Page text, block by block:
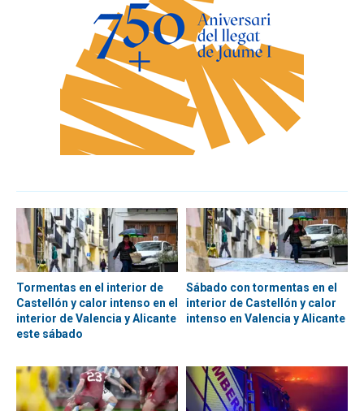
Tormentas en el interior de
Castellón y calor intenso en el
interior de Valencia y Alicante
este sábado
Sábado con tormentas en el
interior de Castellón y calor
intenso en Valencia y Alicante